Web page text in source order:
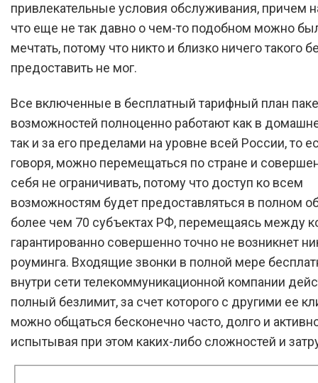
привлекательные условия обслуживания, причем
что еще не так давно о чем-то подобном можно
мечтать, потому что никто и близко ничего такого
предоставить не мог.
Все включенные в бесплатный тарифный план
возможностей полноценно работают как в
так и за его пределами на уровне всей России, то
говоря, можно перемещаться по стране и
себя не ограничивать, потому что доступ ко всем
возможностям будет предоставляться в полном
более чем 70 субъектах РФ, перемещаясь между
гарантированно совершенно точно не возникнет
роуминга. Входящие звонки в полной мере
внутри сети телекоммуникационной компании
полный безлимит, за счет которого с другими ее
можно общаться бесконечно часто, долго и
испытывая при этом каких-либо сложностей и